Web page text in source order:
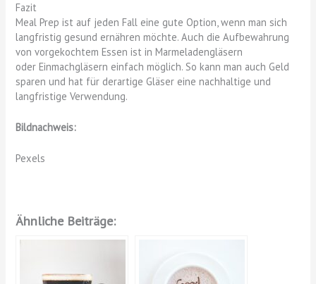
Fazit
Meal Prep ist auf jeden Fall eine gute Option, wenn man sich
langfristig gesund ernähren möchte. Auch die Aufbewahrung
von vorgekochtem Essen ist in Marmeladengläsern
oder Einmachgläsern einfach möglich. So kann man auch Geld
sparen und hat für derartige Gläser eine nachhaltige und
langfristige Verwendung.
Bildnachweis:
Pexels
Ähnliche Beiträge: